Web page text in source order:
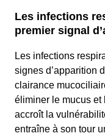
Les infections
premier signal
Les infections
signes d’apparition
clairance
éliminer le mucus et
accroît la
entraîne à son tour